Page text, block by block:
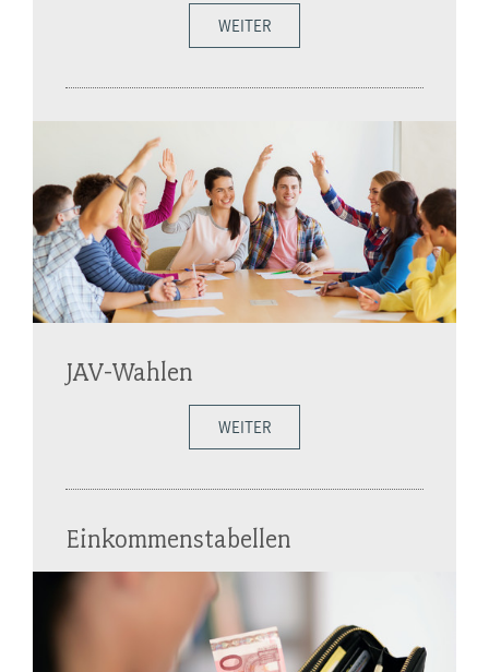
WEITER
JAV-Wahlen
WEITER
Einkommenstabellen